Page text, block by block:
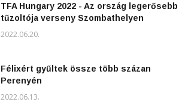
TFA Hungary 2022 - Az ország legerősebb
tűzoltója verseny Szombathelyen
2022.06.20.
Félixért gyűltek össze több százan
Perenyén
2022.06.13.